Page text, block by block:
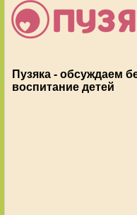
Пузяка - обсуждаем
воспитание детей